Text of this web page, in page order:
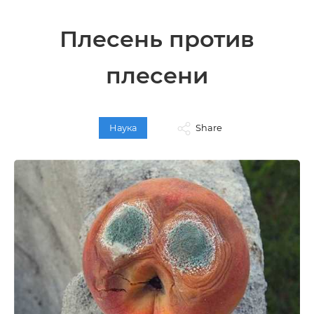
Плесень против
плесени
Наука Share